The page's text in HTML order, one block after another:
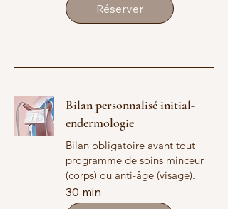
Réserver
Bilan personnalisé initial-
endermologie
Bilan obligatoire avant tout
programme de soins minceur
(corps) ou anti-âge (visage).
30 min